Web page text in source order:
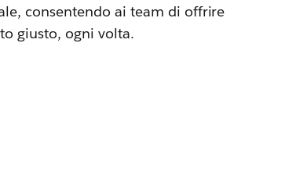
consentendo ai team di offrire
giusto, ogni volta.